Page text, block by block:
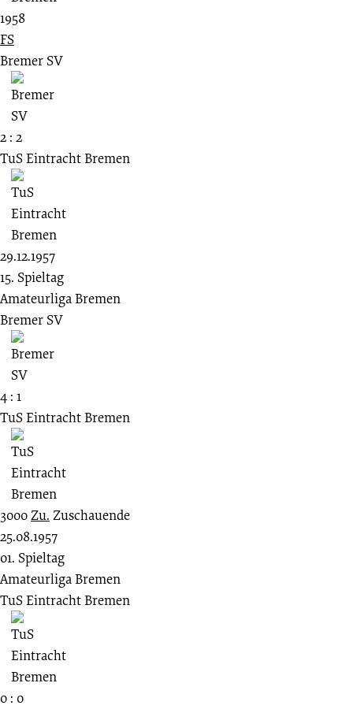
1958
FS
Bremer SV
2 : 2
TuS Eintracht Bremen
29.12.1957
15. Spieltag
Amateurliga Bremen
Bremer SV
4 : 1
TuS Eintracht Bremen
3000Zu. Zuschauende
25.08.1957
01. Spieltag
Amateurliga Bremen
TuS Eintracht Bremen
0 : 0